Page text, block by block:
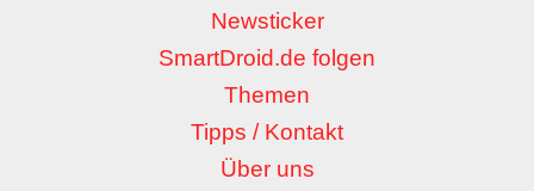
Newsticker
SmartDroid.de folgen
Themen
Tipps / Kontakt
Über uns